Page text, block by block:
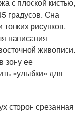
с плоской кистью,
градусов. Она
рисунков.
написания
живописи.
зону ее
«улыбки» для
сторон срезанная